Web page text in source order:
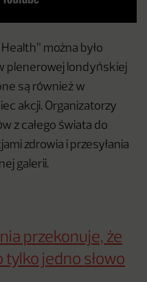
można było
plenerowej londyńskiej
są również w
akcji. Organizatorzy
z całego świata do
zdrowia i przesyłania
galerii.
przekonuje, że
jedno słowo